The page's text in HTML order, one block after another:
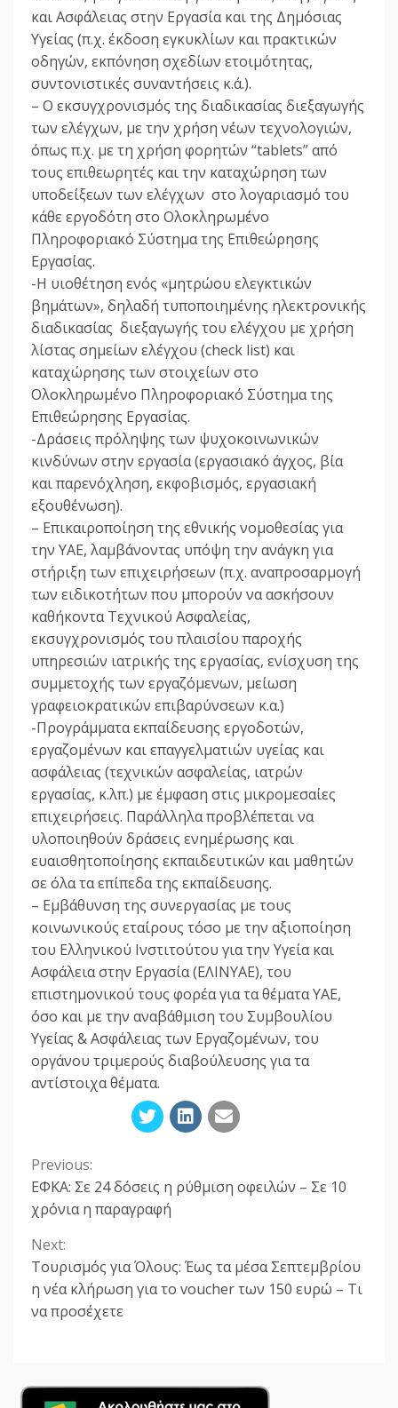
και Ασφάλειας στην Εργασία και της Δημόσιας
Υγείας (π.χ. έκδοση εγκυκλίων και πρακτικών
οδηγών, εκπόνηση σχεδίων ετοιμότητας,
συντονιστικές συναντήσεις κ.ά.).
– Ο εκσυγχρονισμός της διαδικασίας διεξαγωγής
των ελέγχων, με την χρήση νέων τεχνολογιών,
όπως π.χ. με τη χρήση φορητών “tablets” από
τους επιθεωρητές και την καταχώρηση των
υποδείξεων των ελέγχων στο λογαριασμό του
κάθε εργοδότη στο Ολοκληρωμένο
Πληροφοριακό Σύστημα της Επιθεώρησης
Εργασίας.
-Η υιοθέτηση ενός «μητρώου ελεγκτικών
βημάτων», δηλαδή τυποποιημένης ηλεκτρονικής
διαδικασίας διεξαγωγής του ελέγχου με χρήση
λίστας σημείων ελέγχου (check list) και
καταχώρησης των στοιχείων στο
Ολοκληρωμένο Πληροφοριακό Σύστημα της
Επιθεώρησης Εργασίας.
-Δράσεις πρόληψης των ψυχοκοινωνικών
κινδύνων στην εργασία (εργασιακό άγχος, βία
και παρενόχληση, εκφοβισμός, εργασιακή
εξουθένωση).
– Επικαιροποίηση της εθνικής νομοθεσίας για
την ΥΑΕ, λαμβάνοντας υπόψη την ανάγκη για
στήριξη των επιχειρήσεων (π.χ. αναπροσαρμογή
των ειδικοτήτων που μπορούν να ασκήσουν
καθήκοντα Τεχνικού Ασφαλείας,
εκσυγχρονισμός του πλαισίου παροχής
υπηρεσιών ιατρικής της εργασίας, ενίσχυση της
συμμετοχής των εργαζόμενων, μείωση
γραφειοκρατικών επιβαρύνσεων κ.α.)
-Προγράμματα εκπαίδευσης εργοδοτών,
εργαζομένων και επαγγελματιών υγείας και
ασφάλειας (τεχνικών ασφαλείας, ιατρών
εργασίας, κ.λπ.) με έμφαση στις μικρομεσαίες
επιχειρήσεις. Παράλληλα προβλέπεται να
υλοποιηθούν δράσεις ενημέρωσης και
ευαισθητοποίησης εκπαιδευτικών και μαθητών
σε όλα τα επίπεδα της εκπαίδευσης.
– Εμβάθυνση της συνεργασίας με τους
κοινωνικούς εταίρους τόσο με την αξιοποίηση
του Ελληνικού Ινστιτούτου για την Υγεία και
Ασφάλεια στην Εργασία (ΕΛΙΝΥΑΕ), του
επιστημονικού τους φορέα για τα θέματα ΥΑΕ,
όσο και με την αναβάθμιση του Συμβουλίου
Υγείας & Ασφάλειας των Εργαζομένων, του
οργάνου τριμερούς διαβούλευσης για τα
αντίστοιχα θέματα.
Continue
Reading
Previous:
ΕΦΚΑ: Σε 24 δόσεις η ρύθμιση οφειλών – Σε 10
χρόνια η παραγραφή
Next:
Τουρισμός για Όλους: Έως τα μέσα Σεπτεμβρίου
η νέα κλήρωση για το voucher των 150 ευρώ – Τι
να προσέχετε